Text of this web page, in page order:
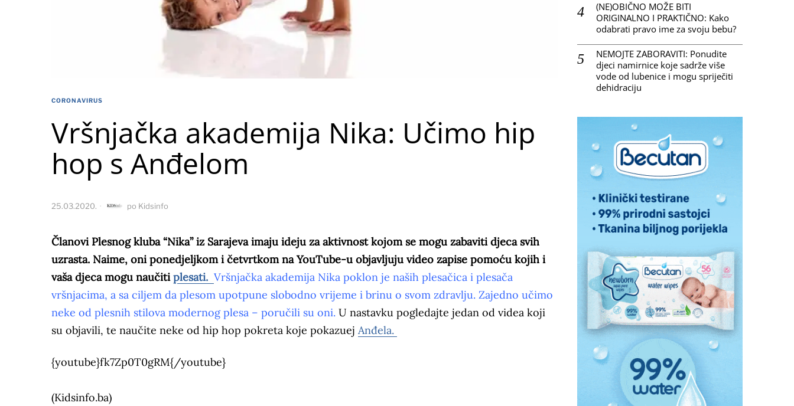
CORONAVIRUS
Vršnjačka akademija Nika: Učimo hip
hop s Anđelom
25.03.2020. po Kidsinfo
Članovi Plesnog kluba “Nika” iz Sarajeva imaju ideju za aktivnost kojom se mogu zabaviti djeca svih
uzrasta. Naime, oni ponedjeljkom i četvrtkom na YouTube-u objavljuju video zapise pomoću kojih i
vaša djeca mogu naučitiplesati. Vršnjačka akademija Nika poklon je naših plesačica i plesača
vršnjacima, a sa ciljem da plesom upotpune slobodno vrijeme i brinu o svom zdravlju. Zajedno učimo
neke od plesnih stilova modernog plesa – poručili su oni. U nastavku pogledajte jedan od videa koji
su objavili, te naučite neke od hip hop pokreta koje pokazuej Anđela.
{youtube}fk7Zp0T0gRM{/youtube}
(Kidsinfo.ba)
(NE)OBIČNO MOŽE BITI
ORIGINALNO I PRAKTIČNO: Kako
odabrati pravo ime za svoju bebu?
NEMOJTE ZABORAVITI: Ponudite
djeci namirnice koje sadrže više
vode od lubenice i mogu spriječiti
dehidraciju